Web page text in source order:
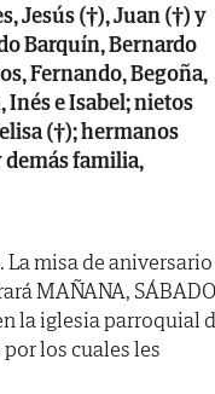
Jesús (†), Juan (†) y
Barquín, Bernardo
Fernando, Begoña,
Inés e Isabel; nietos
(†); hermanos
familia,
La misa de aniversario
MAÑANA,
la iglesia parroquial
los cuales les